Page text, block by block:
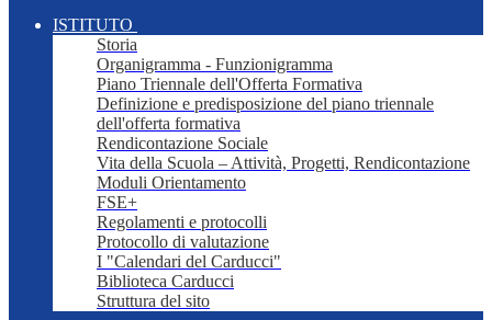
ISTITUTO
Storia
Organigramma - Funzionigramma
Piano Triennale dell'Offerta Formativa
Definizione e predisposizione del piano triennale
dell'offerta formativa
Rendicontazione Sociale
Vita della Scuola – Attività, Progetti, Rendicontazione
Moduli Orientamento
FSE+
Regolamenti e protocolli
Protocollo di valutazione
I "Calendari del Carducci"
Biblioteca Carducci
Struttura del sito